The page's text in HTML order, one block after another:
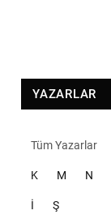
YAZARLAR
Tüm Yazarlar
K M N
İ Ş